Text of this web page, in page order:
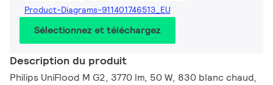
Product-Diagrams-911401746513_EU
Sélectionnez et téléchargez
Description du produit
Philips UniFlood M G2, 3770 lm, 50 W, 830 blanc chaud,